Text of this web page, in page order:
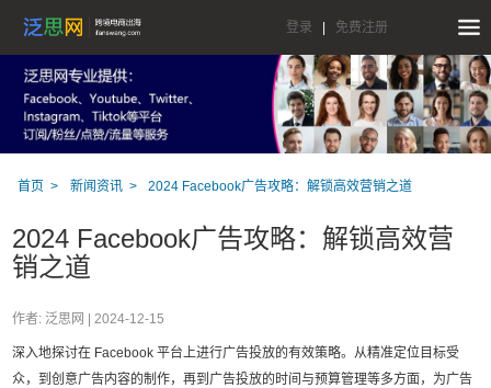
登录 免费注册
首页 新闻资讯 2024 Facebook广告攻略：解锁高效营销之道
2024 Facebook广告攻略：解锁高效营
销之道
作者: 泛思网 | 2024-12-15
深入地探讨在 Facebook 平台上进行广告投放的有效策略。从精准定位目标受
众，到创意广告内容的制作，再到广告投放的时间与预算管理等多方面，为广告